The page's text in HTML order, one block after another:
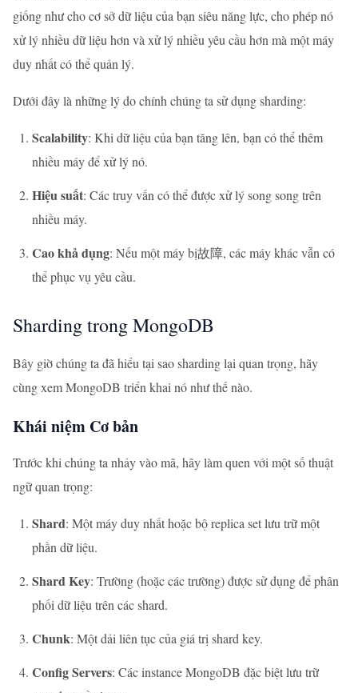
giống như cho cơ sở dữ liệu của bạn siêu năng lực, cho phép nó
xử lý nhiều dữ liệu hơn và xử lý nhiều yêu cầu hơn mà một máy
duy nhất có thể quản lý.
Dưới đây là những lý do chính chúng ta sử dụng sharding:
Scalability: Khi dữ liệu của bạn tăng lên, bạn có thể thêm
nhiều máy để xử lý nó.
Hiệu suất: Các truy vấn có thể được xử lý song song trên
nhiều máy.
Cao khả dụng: Nếu một máy bị故障, các máy khác vẫn có
thể phục vụ yêu cầu.
Sharding trong MongoDB
Bây giờ chúng ta đã hiểu tại sao sharding lại quan trọng, hãy
cùng xem MongoDB triển khai nó như thế nào.
Khái niệm Cơ bản
Trước khi chúng ta nhảy vào mã, hãy làm quen với một số thuật
ngữ quan trọng:
Shard: Một máy duy nhất hoặc bộ replica set lưu trữ một
phần dữ liệu.
Shard Key: Trường (hoặc các trường) được sử dụng để phân
phối dữ liệu trên các shard.
Chunk: Một dải liên tục của giá trị shard key.
Config Servers: Các instance MongoDB đặc biệt lưu trữ